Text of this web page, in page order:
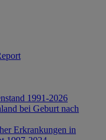
1991-2026
bei Geburt nach
Erkrankungen in